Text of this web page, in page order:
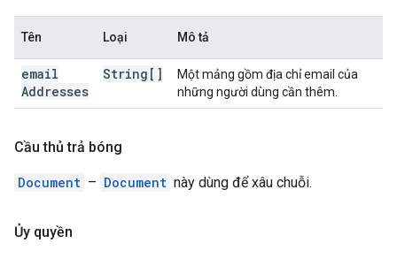
Tên Loại Mô tả
email
Addresses
String[]
Một mảng gồm địa chỉ email của
những người dùng cần thêm.
Cầu thủ trả bóng
Document – Document này dùng để xâu chuỗi.
Ủy quyền